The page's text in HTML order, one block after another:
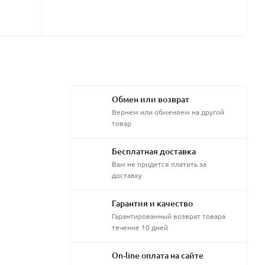
Обмен или возврат
Вернем или обменяем на другой
товар
Бесплатная доставка
Вам не придется платить за
доставку
Гарантия и качество
Гарантированный возврат товара
течение 10 дней
On-line оплата на сайте